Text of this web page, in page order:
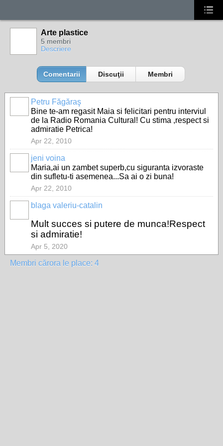
Arte plastice
5 membri
Descriere
Comentarii Discuţii Membri
Petru Făgăraş
Bine te-am regasit Maia si felicitari pentru interviul
de la Radio Romania Cultural! Cu stima ,respect si
admiratie Petrica!
Apr 22, 2010
jeni voina
Maria,ai un zambet superb,cu siguranta izvoraste
din sufletu-ti asemenea...Sa ai o zi buna!
Apr 22, 2010
blaga valeriu-catalin
Mult succes si putere de munca!Respect
si admiratie!
Apr 5, 2020
Membri cărora le place: 4